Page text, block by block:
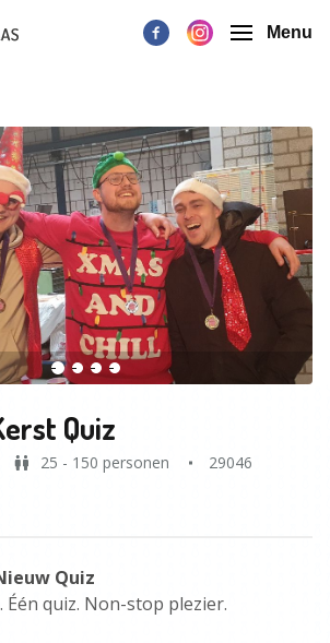
Menu
Quiz
25 - 150 personen 29046
Quiz
Één quiz. Non-stop plezier.